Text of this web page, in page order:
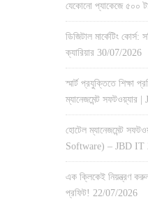
যেকোনো প্যাকেজে ৫০০
ডিজিটাল মার্কেটিং
ক্যারিয়ার 30/07/2026
স্মার্ট প্রযুক্তিতে শিক্ষা
ম্যানেজমেন্ট সফটওয়্যার
হোটেল ম্যানেজমেন্ট
Software) – JBD IT
এক ক্লিকেই নিয়ন্ত্রণ
প্রফিট! 22/07/2026